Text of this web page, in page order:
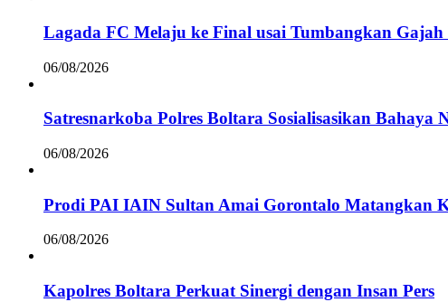
Lagada FC Melaju ke Final usai Tumbangkan Gajah
06/08/2026
Satresnarkoba Polres Boltara Sosialisasikan Bahaya
06/08/2026
Prodi PAI IAIN Sultan Amai Gorontalo Matangkan
06/08/2026
Kapolres Boltara Perkuat Sinergi dengan Insan Pers